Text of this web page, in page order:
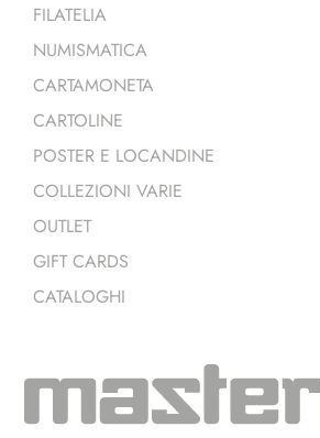
FILATELIA
NUMISMATICA
CARTAMONETA
CARTOLINE
POSTER E LOCANDINE
COLLEZIONI VARIE
OUTLET
GIFT CARDS
CATALOGHI